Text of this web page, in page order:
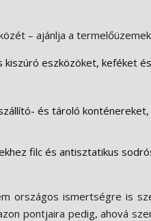
– ajánlja a termelőüzemek
eszközöket, keféket
és tároló konténereket,
filc és antisztatikus
országos ismertségre is
pontjaira pedig, ahová